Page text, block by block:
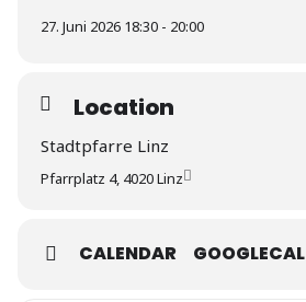
27. Juni 2026 18:30 - 20:00
Location
Stadtpfarre Linz
Pfarrplatz 4, 4020 Linz
CALENDAR GOOGLECAL